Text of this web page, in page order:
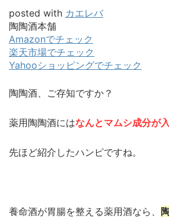
posted with カエレバ
陶陶酒本舗
Amazonでチェック
楽天市場でチェック
Yahooショッピングでチェック
陶陶酒、ご存知ですか？
薬用陶陶酒にはなんとマムシ成分が
先ほど紹介したハンピですね。
養命酒が胃腸を整える薬用酒なら、